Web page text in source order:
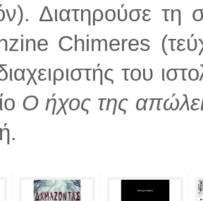
Διατηρούσε τη
Chimeres
του
Ο ήχος της